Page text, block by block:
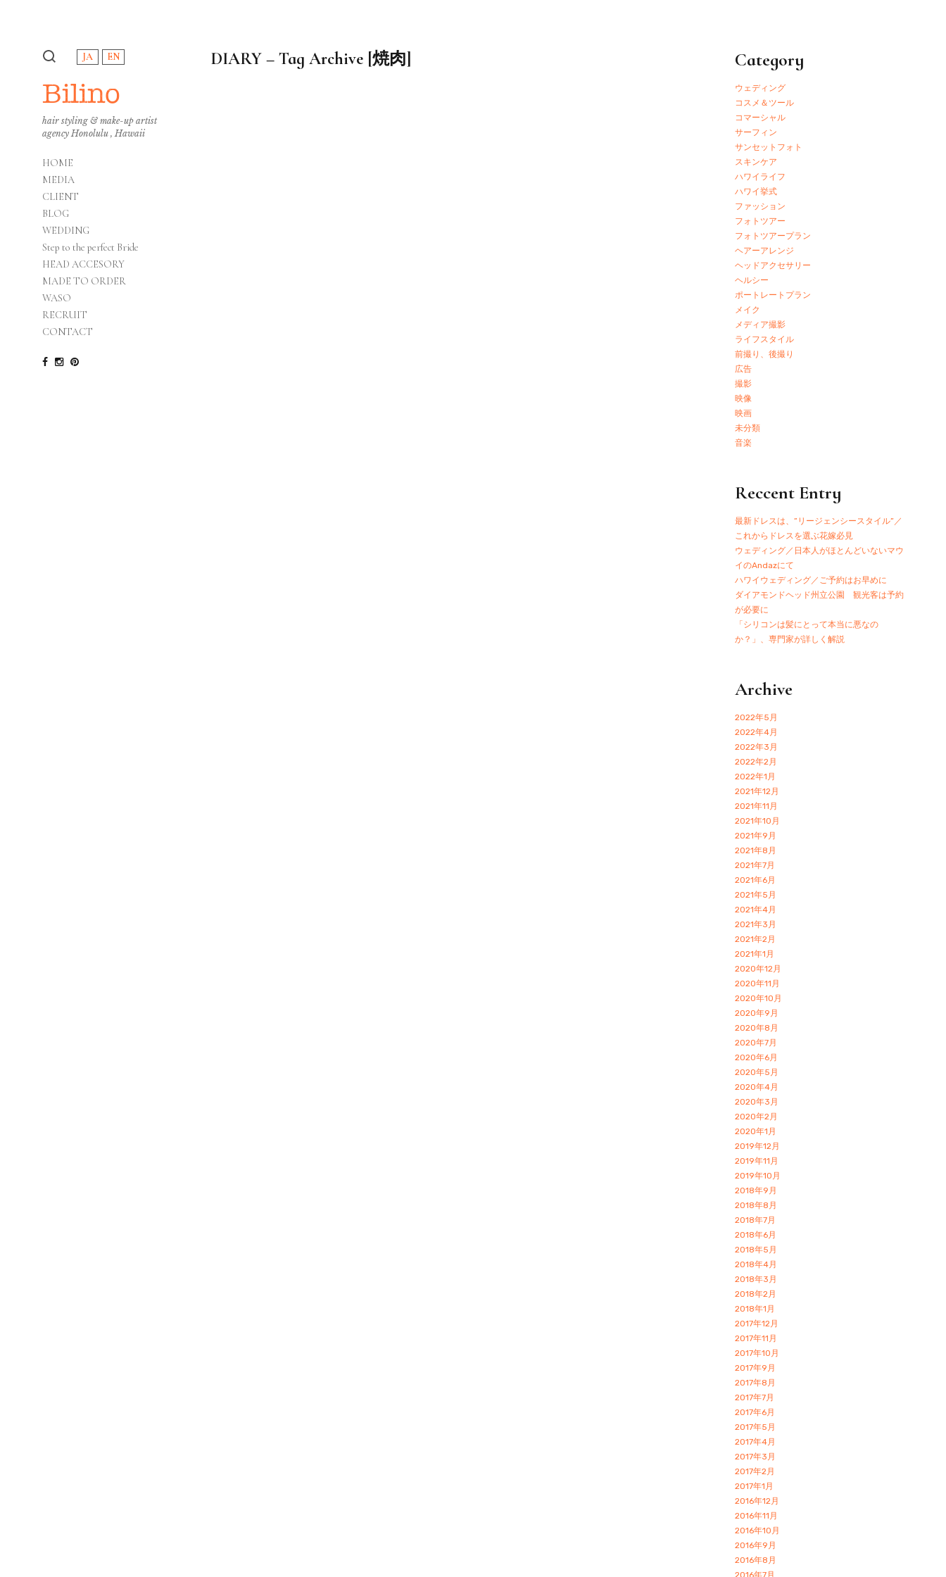
EN
JA
Bilino
hair styling & make-up artist
agency Honolulu , Hawaii
HOME
MEDIA
CLIENT
BLOG
WEDDING
Step to the perfect Bride
HEAD ACCESORY
MADE TO ORDER
WASO
RECRUIT
CONTACT
DIARY – Tag Archive [焼肉] Category
ウェディング
コスメ＆ツール
コマーシャル
サーフィン
サンセットフォト
スキンケア
ハワイライフ
ハワイ挙式
ファッション
フォトツアー
フォトツアープラン
ヘアーアレンジ
ヘッドアクセサリー
ヘルシー
ポートレートプラン
メイク
メディア撮影
ライフスタイル
前撮り、後撮り
広告
撮影
映像
映画
未分類
音楽
Reccent Entry
最新ドレスは、”リージェンシースタイル”／
これからドレスを選ぶ花嫁必見
ウェディング／日本人がほとんどいないマウ
イのAndazにて
ハワイウェディング／ご予約はお早めに
ダイアモンドヘッド州立公園 観光客は予約
が必要に
「シリコンは髪にとって本当に悪なの
か？」、専門家が詳しく解説
Archive
2022年5月
2022年4月
2022年3月
2022年2月
2022年1月
2021年12月
2021年11月
2021年10月
2021年9月
2021年8月
2021年7月
2021年6月
2021年5月
2021年4月
2021年3月
2021年2月
2021年1月
2020年12月
2020年11月
2020年10月
2020年9月
2020年8月
2020年7月
2020年6月
2020年5月
2020年4月
2020年3月
2020年2月
2020年1月
2019年12月
2019年11月
2019年10月
2018年9月
2018年8月
2018年7月
2018年6月
2018年5月
2018年4月
2018年3月
2018年2月
2018年1月
2017年12月
2017年11月
2017年10月
2017年9月
2017年8月
2017年7月
2017年6月
2017年5月
2017年4月
2017年3月
2017年2月
2017年1月
2016年12月
2016年11月
2016年10月
2016年9月
2016年8月
2016年7月